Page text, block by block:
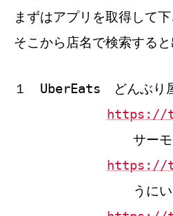
まずはアプリを取得して
そこから店名で検索する
１ UberEats どんぶり
https://
サーモ
https://
うにい